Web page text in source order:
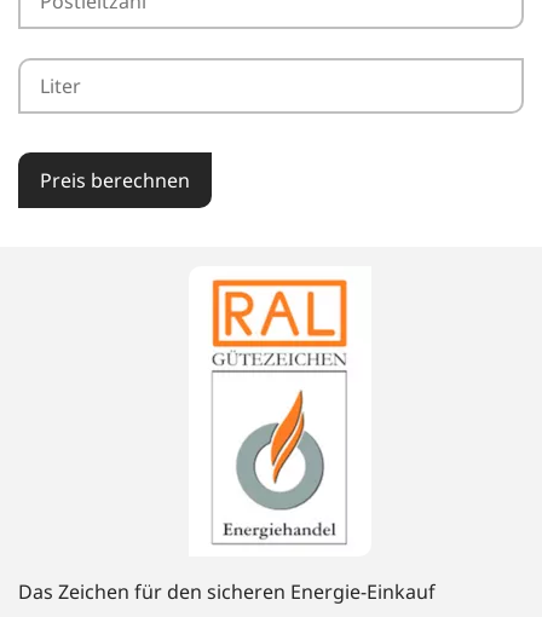
Preis berechnen
Das Zeichen für den sicheren Energie-Einkauf